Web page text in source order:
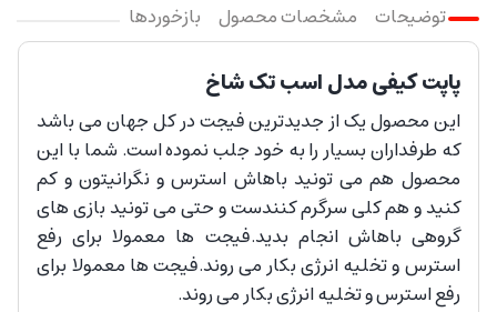
توضیحات مشخصات محصول بازخوردها
پاپت کیفی مدل اسب تک شاخ
این محصول یک از جدیدترین فیجت در کل جهان می باشد
که طرفداران بسیار را به خود جلب نموده است. شما با این
محصول هم می تونید باهاش استرس و نگرانیتون و کم
کنید و هم کلی سرگرم کنندست و حتی می تونید بازی های
گروهی باهاش انجام بدید.فیجت ها معمولا برای رفع
استرس و تخلیه انرژی بکار می روند.فیجت ها معمولا برای
رفع استرس و تخلیه انرژی بکار می روند.